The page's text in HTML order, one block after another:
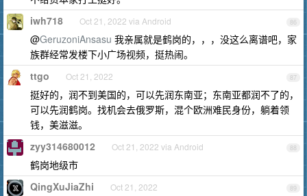
86
iwh718 Oct 21, 2022 via Android
@GeruzoniAnsasu 我亲属就是鹤岗的，，，没这么离谱吧，家
族群经常发楼下小广场视频，挺热闹。
87
ttgo Oct 21, 2022
挺好的，润不到美国的，可以先润东南亚；东南亚都润不了的，
可以先润鹤岗。找机会去俄罗斯，混个欧洲难民身份，躺着领
钱，美滋滋。
88
zyy314680012 Oct 21, 2022 via Android
鹤岗地级市
89
QingXuJiaZhi Oct 21, 2022